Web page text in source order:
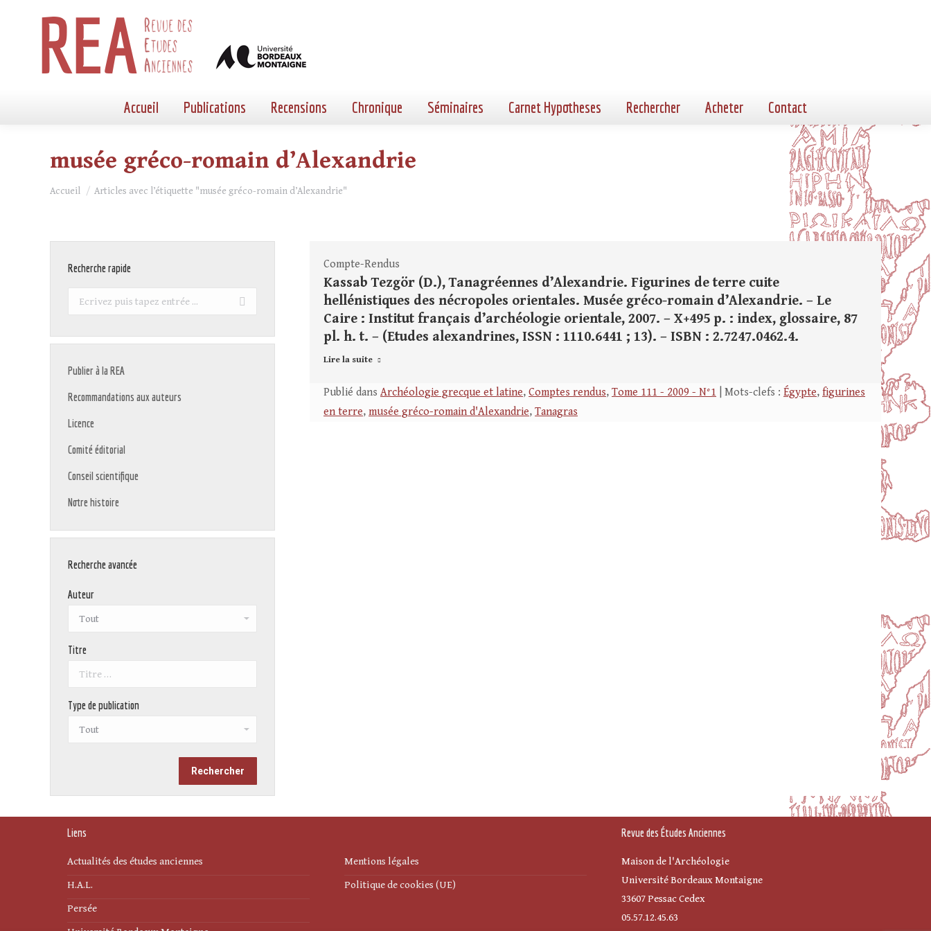
Accueil Publications Recensions Chronique Séminaires Carnet Hypotheses Rechercher Acheter Contact
musée gréco-romain d’Alexandrie
Vous êtes ici :
Accueil Articles avec l’étiquette "musée gréco-romain d’Alexandrie"
Compte-Rendus
Kassab Tezgör (D.), Tanagréennes d’Alexandrie. Figurines de terre cuite
hellénistiques des nécropoles orientales. Musée gréco-romain d’Alexandrie. – Le
Caire : Institut français d’archéologie orientale, 2007. – X+495 p. : index, glossaire, 87
pl. h. t. – (Etudes alexandrines, ISSN : 1110.6441 ; 13). – ISBN : 2.7247.0462.4.
Lire la suite
Publié dans Archéologie grecque et latine, Comptes rendus, Tome 111 - 2009 - N°1 | Mots-clefs : Égypte, figurines
en terre, musée gréco-romain d'Alexandrie, Tanagras
Recherche rapide
Recherche
Publier à la REA
Recommandations aux auteurs
Licence
Comité éditorial
Conseil scientifique
Notre histoire
Recherche avancée
Auteur
Titre
Type de publication
Liens
Actualités des études anciennes
H.A.L.
Persée
Mentions légales
Politique de cookies (UE)
Revue des Études Anciennes
Maison de l'Archéologie
Université Bordeaux Montaigne
33607 Pessac Cedex
05.57.12.45.63